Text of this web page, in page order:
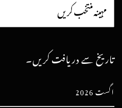
تاریخ سے دریافت کریں۔
اگست 2026